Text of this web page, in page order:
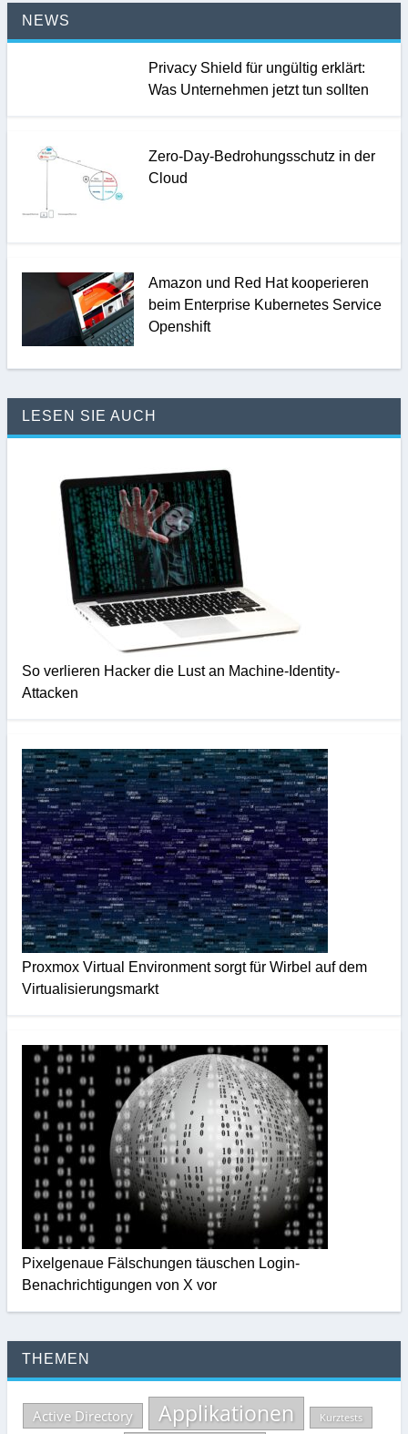
NEWS
Privacy Shield für ungültig erklärt:
Was Unternehmen jetzt tun sollten
Zero-Day-Bedrohungsschutz in der
Cloud
Amazon und Red Hat kooperieren
beim Enterprise Kubernetes Service
Openshift
LESEN SIE AUCH
So verlieren Hacker die Lust an Machine-Identity-
Attacken
Proxmox Virtual Environment sorgt für Wirbel auf dem
Virtualisierungsmarkt
Pixelgenaue Fälschungen täuschen Login-
Benachrichtigungen von X vor
THEMEN
Active Directory Applikationen Kurztests